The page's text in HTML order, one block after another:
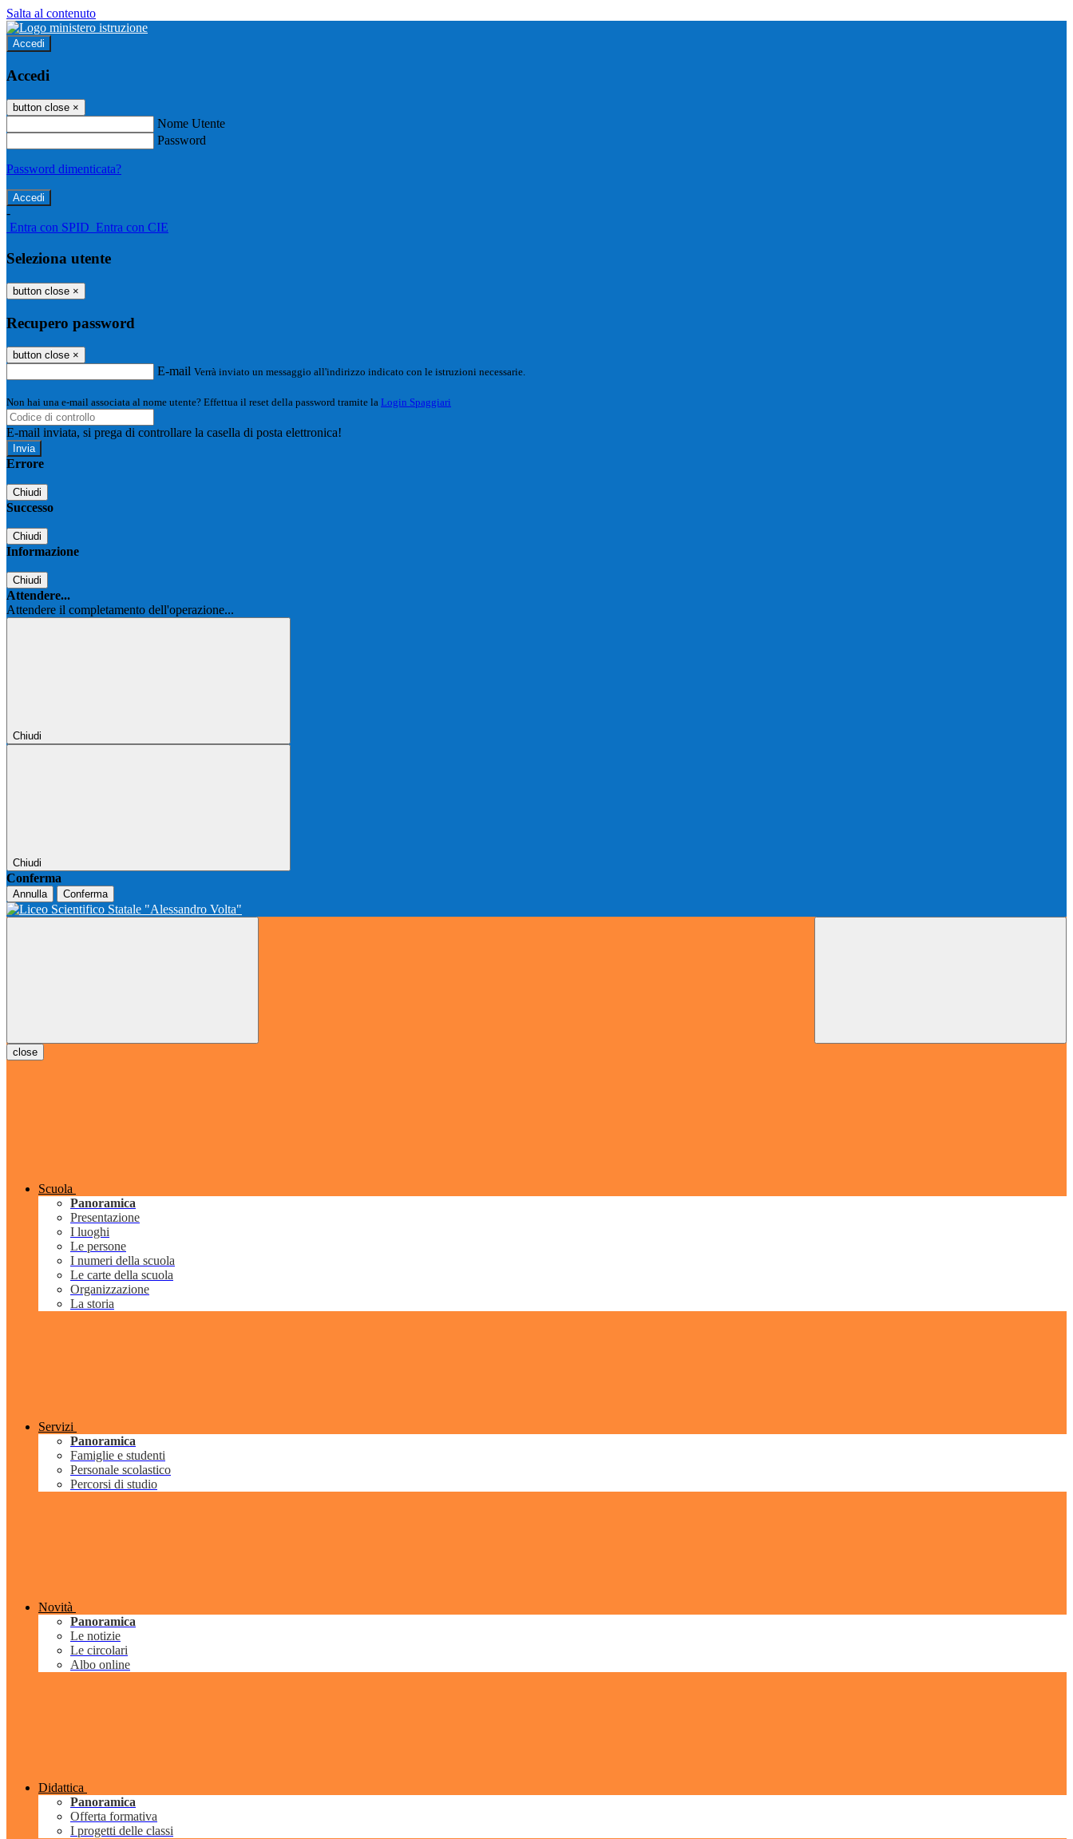
Salta al contenuto
Accedi
Accedi
button close ×
Nome Utente
Password
Password dimenticata?
-
Entra con SPID Entra con CIE
Seleziona utente
button close ×
Recupero password
button close ×
E-mail Verrà inviato un messaggio all'indirizzo indicato con le istruzioni necessarie.
Non hai una e-mail associata al nome utente? Effettua il reset della password tramite la Login Spaggiari
E-mail inviata, si prega di controllare la casella di posta elettronica!
Errore
Chiudi
Successo
Chiudi
Informazione
Chiudi
Attendere...
Attendere il completamento dell'operazione...
Chiudi
Chiudi
Conferma
Annulla Conferma
close
Scuola
Panoramica
Presentazione
I luoghi
Le persone
I numeri della scuola
Le carte della scuola
Organizzazione
La storia
Servizi
Panoramica
Famiglie e studenti
Personale scolastico
Percorsi di studio
Novità
Panoramica
Le notizie
Le circolari
Albo online
Didattica
Panoramica
Offerta formativa
I progetti delle classi